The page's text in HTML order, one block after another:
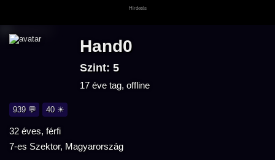
Hand0
Szint: 5
17 éve tag, offline
939 💬 40 ☀
32 éves, férfi
7-es Szektor, Magyarország